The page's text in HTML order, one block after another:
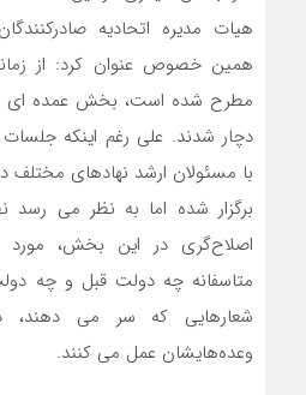
هیات مدیره اتحادیه
همین خصوص عنوان کرد: از
مطرح شده است، بخش عمده ای
دچار شدند. علی رغم اینکه
با مسئولان ارشد نهادهای مختلف
برگزار شده اما به نظر می رسد
اصلاح‌گری در این بخش، مورد
متاسفانه چه دولت قبل و چه
شعارهایی که سر می دهند،
وعده‌هایشان عمل می کنند.